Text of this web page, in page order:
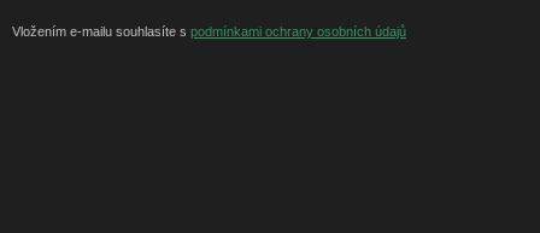
Vložením e-mailu souhlasíte s podmínkami ochrany osobních údajů